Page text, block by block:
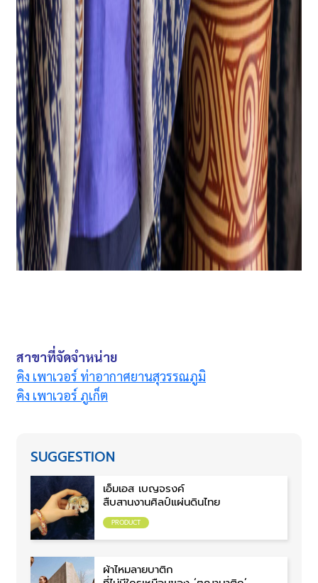
สาขาที่จัดจำหน่าย
คิง เพาเวอร์ ท่าอากาศยานสุวรรณภูมิ
คิง เพาเวอร์ ภูเก็ต
SUGGESTION
เอ็มเอส เบญจรงค์
สืบสานงานศิลป์แผ่นดินไทย
PRODUCT
ผ้าไหมลายบาติก